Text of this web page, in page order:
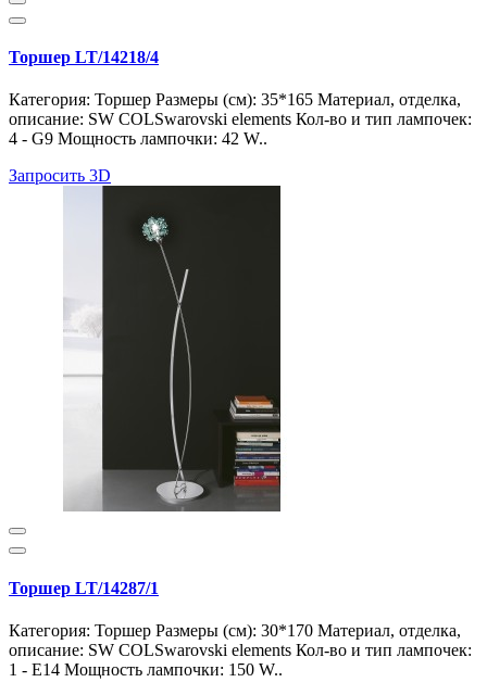
Торшер LT/14218/4
Категория: Торшер Размеры (см): 35*165 Материал, отделка,
описание: SW COLSwarovski elements Кол-во и тип лампочек:
4 - G9 Мощность лампочки: 42 W..
Запросить 3D
Торшер LT/14287/1
Категория: Торшер Размеры (см): 30*170 Материал, отделка,
описание: SW COLSwarovski elements Кол-во и тип лампочек:
1 - E14 Мощность лампочки: 150 W..